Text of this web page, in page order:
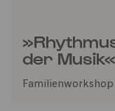
der Musik«
Familienworkshop